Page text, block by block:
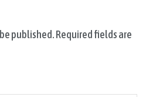
published.Required fields are